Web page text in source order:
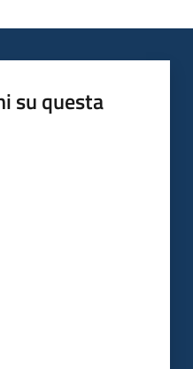
su questa